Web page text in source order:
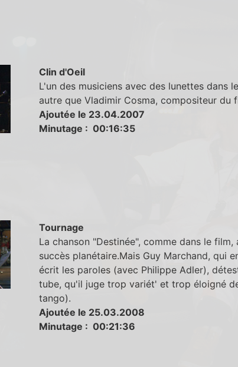
Clin d'Oeil
L'un des musiciens avec des lunettes dans
autre que Vladimir Cosma, compositeur du
Ajoutée le 23.04.2007
Minutage : 00:16:35
Tournage
La chanson "Destinée", comme dans le film,
succès planétaire.Mais Guy Marchand, qui
écrit les paroles (avec Philippe Adler),
tube, qu'il juge trop variét' et trop éloigné
tango).
Ajoutée le 25.03.2008
Minutage : 00:21:36